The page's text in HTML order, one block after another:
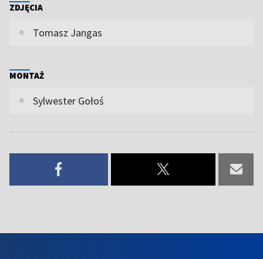
ZDJĘCIA
Tomasz Jangas
MONTAŻ
Sylwester Gołoś